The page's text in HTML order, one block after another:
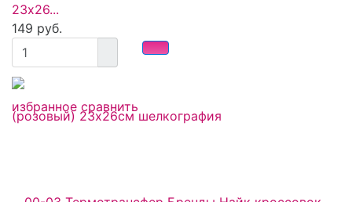
избранное сравнить
23х26...
149 руб.